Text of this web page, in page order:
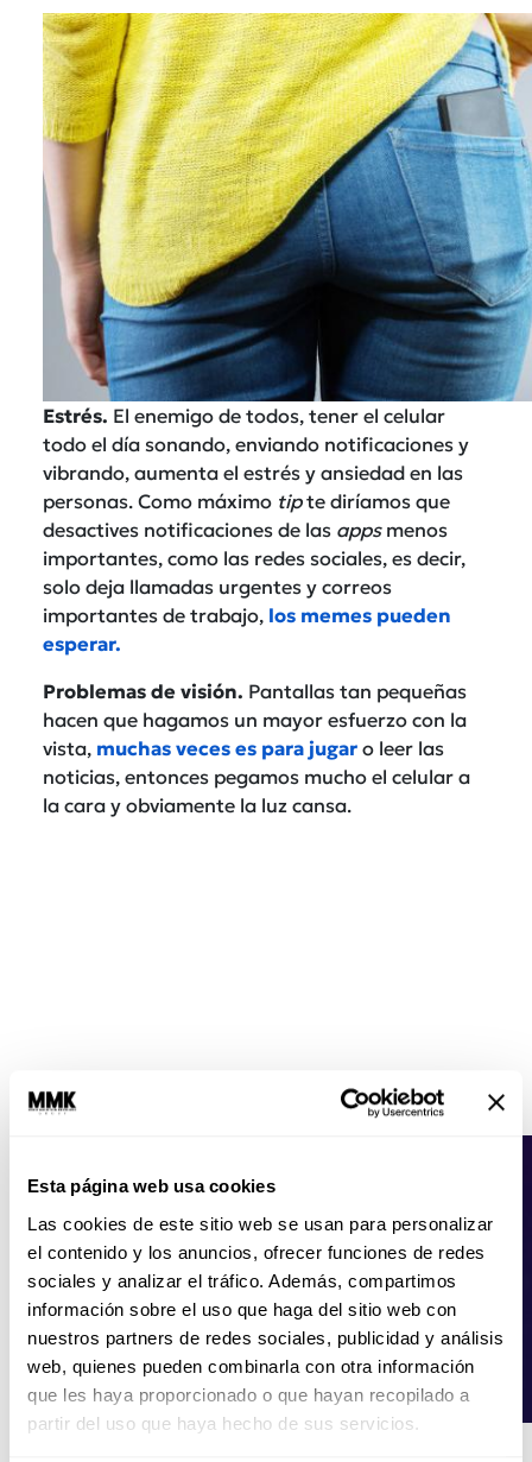
Esta página web usa cookies
Las cookies de este sitio web se usan para personalizar
el contenido y los anuncios, ofrecer funciones de redes
sociales y analizar el tráfico. Además, compartimos
información sobre el uso que haga del sitio web con
nuestros partners de redes sociales, publicidad y análisis
web, quienes pueden combinarla con otra información
que les haya proporcionado o que hayan recopilado a
partir del uso que haya hecho de sus servicios.
Estrés. El enemigo de todos, tener el celular
todo el día sonando, enviando notificaciones y
vibrando, aumenta el estrés y ansiedad en las
personas. Como máximo tipte diríamos que
desactives notificaciones de las appsmenos
importantes, como las redes sociales, es decir,
solo deja llamadas urgentes y correos
importantes de trabajo, los memes pueden
esperar.
Problemas de visión. Pantallas tan pequeñas
hacen que hagamos un mayor esfuerzo con la
vista, muchas veces es para jugar o leer las
noticias, entonces pegamos mucho el celular a
la cara y obviamente la luz cansa.
Emociones negativas.Dos estudios en la